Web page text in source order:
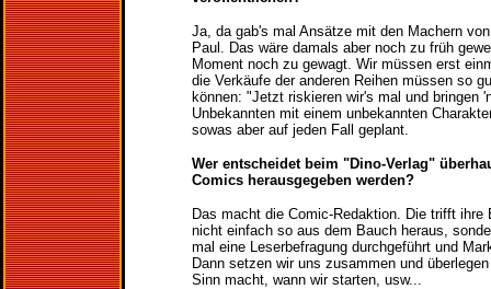
Ja, da gab's mal Ansätze mit den Machern
Paul. Das wäre damals aber noch zu früh
Moment noch zu gewagt. Wir müssen erst
die Verkäufe der anderen Reihen müssen so
können: "Jetzt riskieren wir's mal und bringen
Unbekannten mit einem unbekannten
sowas aber auf jeden Fall geplant.
Wer entscheidet beim "Dino-Verlag"
Comics herausgegeben werden?
Das macht die Comic-Redaktion. Die trifft ihre
nicht einfach so aus dem Bauch heraus,
mal eine Leserbefragung durchgeführt und
Dann setzen wir uns zusammen und
Sinn macht, wann wir starten, usw...